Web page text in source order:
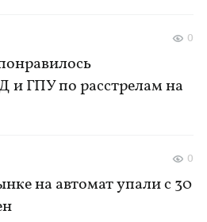
и ГПУ по расстрелам на
0
на автомат упали с 30
0